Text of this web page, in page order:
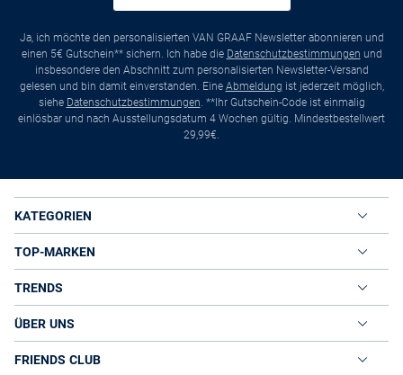
Ja, ich möchte den personalisierten VAN GRAAF Newsletter abonnieren und
einen 5€ Gutschein** sichern. Ich habe die Datenschutzbestimmungen und
insbesondere den Abschnitt zum personalisierten Newsletter-Versand
gelesen und bin damit einverstanden. Eine Abmeldung ist jederzeit möglich,
siehe Datenschutzbestimmungen. **Ihr Gutschein-Code ist einmalig
einlösbar und nach Ausstellungsdatum 4 Wochen gültig. Mindestbestellwert
29,99€.
KATEGORIEN
TOP-MARKEN
TRENDS
ÜBER UNS
FRIENDS CLUB